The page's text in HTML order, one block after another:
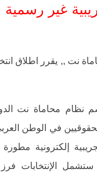
غير
نت ,, يقرر اطلاق
نظام محاماة نت
في الوطن
إلكترونية مطورة
الإنتخابات